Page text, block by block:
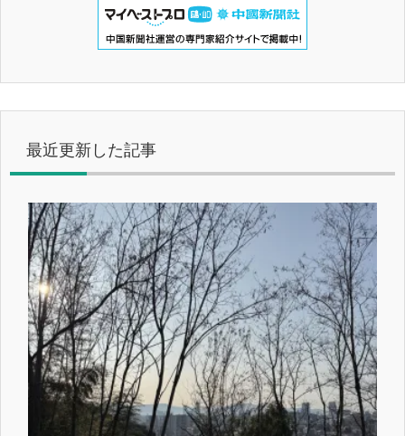
最近更新した記事